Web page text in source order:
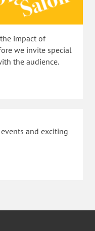
impact of
we invite special
the audience.
and exciting